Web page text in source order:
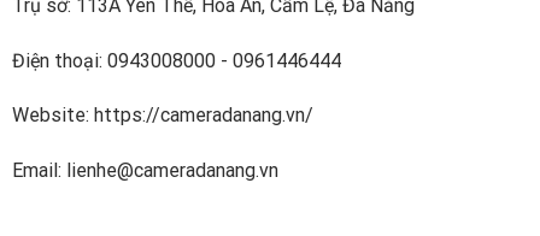
IoT, dịch vụ đám mây, video, an ninh mạng và độ tin cậy
hơn 1700 bằng sáng chế.
Dahua Technology thuộc Top5 nhà cung cấp thiết bị an
International.
Trụ sở: 113A Yên Thế, Hòa An, Cẩm Lệ, Đà Nẵng
Điện thoại: 0943008000 - 0961446444
Website: https://cameradanang.vn/
Email: lienhe@cameradanang.vn